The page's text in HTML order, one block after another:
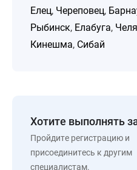
Елец, Череповец,
Рыбинск, Елабуга,
Кинешма, Сибай
Хотите выполнять
Пройдите регистрацию и
присоединитесь к другим
специалистам.